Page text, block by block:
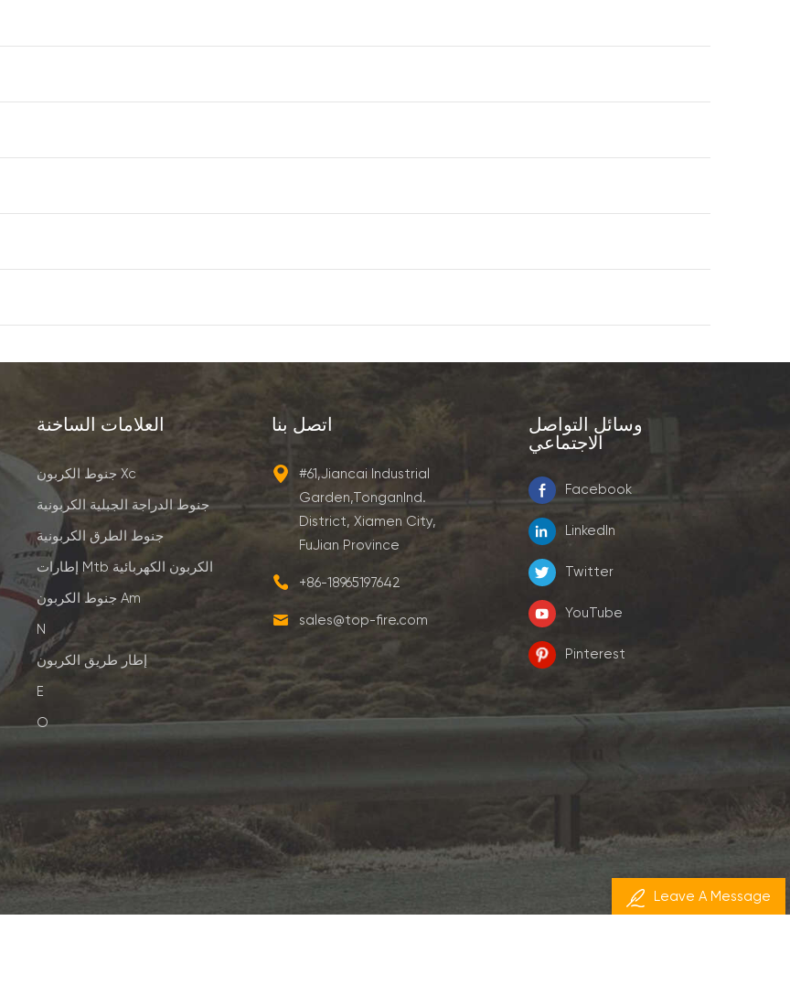
العلامات الساخنة
جنوط الكربون Xc
جنوط الدراجة الجبلية الكربونية
جنوط الطرق الكربونية
إطارات Mtb الكربون الكهربائية
جنوط الكربون Am
N
إطار طريق الكربون
E
O
اتصل بنا
#61,Jiancai Industrial
Garden,TonganInd.
District, Xiamen City,
FuJian Province
+86-18965197642
sales@top-fire.com
وسائل التواصل
الاجتماعي
Facebook
LinkedIn
Twitter
YouTube
Pinterest
Leave A Message